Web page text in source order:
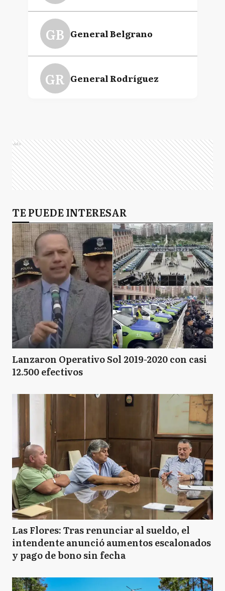
Juan Pablo Anghileri
Jorge "Piru" Eijo
GB General Belgrano
GR General Rodríguez
LD Lomas de Zamora
M Morón
SA San Antonio de Areco
Ads
TE PUEDE INTERESAR
Lanzaron Operativo Sol 2019-2020 con casi
12.500 efectivos
Las Flores: Tras renunciar al sueldo, el
intendente anunció aumentos escalonados
y pago de bono sin fecha